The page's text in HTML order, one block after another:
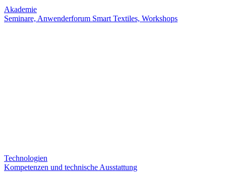
Akademie
Seminare, Anwenderforum Smart Textiles, Workshops
Technologien
Kompetenzen und technische Ausstattung